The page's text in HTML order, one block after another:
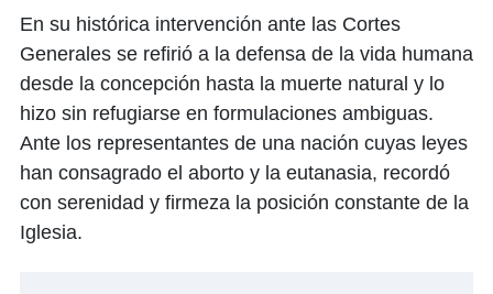
En su histórica intervención ante las Cortes
Generales se refirió a la defensa de la vida humana
desde la concepción hasta la muerte natural y lo
hizo sin refugiarse en formulaciones ambiguas.
Ante los representantes de una nación cuyas leyes
han consagrado el aborto y la eutanasia, recordó
con serenidad y firmeza la posición constante de la
Iglesia.